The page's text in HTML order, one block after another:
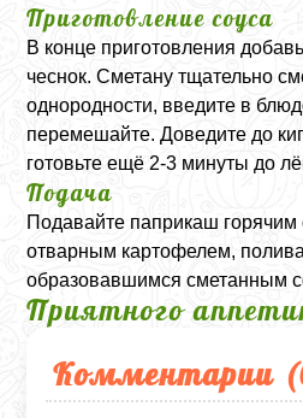
Приготовление соуса
В конце приготовления
чеснок. Сметану тщательно
однородности, введите в
перемешайте. Доведите до
готовьте ещё 2-3 минуты до
Подача
Подавайте паприкаш горячим
отварным картофелем,
образовавшимся сметанным
Приятного
Комментарии (